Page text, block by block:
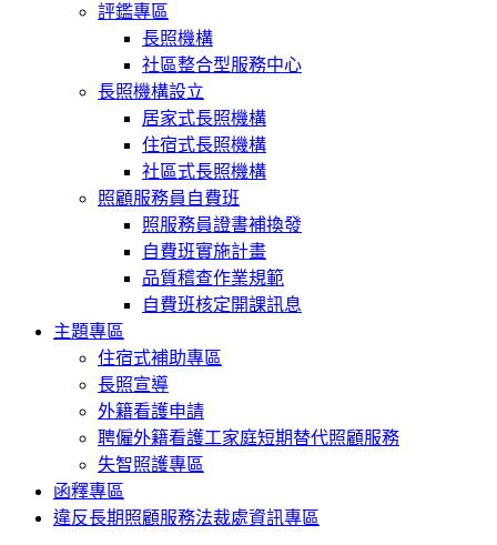
評鑑專區
長照機構
社區整合型服務中心
長照機構設立
居家式長照機構
住宿式長照機構
社區式長照機構
照顧服務員自費班
照服務員證書補換發
自費班實施計畫
品質稽查作業規範
自費班核定開課訊息
主題專區
住宿式補助專區
長照宣導
外籍看護申請
聘僱外籍看護工家庭短期替代照顧服務
失智照護專區
函釋專區
違反長期照顧服務法裁處資訊專區